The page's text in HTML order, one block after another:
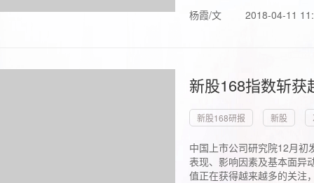
杨霞/文 2018-04-11
新股168指数斩
新股168研报 新股
中国上市公司研究院12月初
表现、影响因素及基本面异
值正在获得越来越多的关注